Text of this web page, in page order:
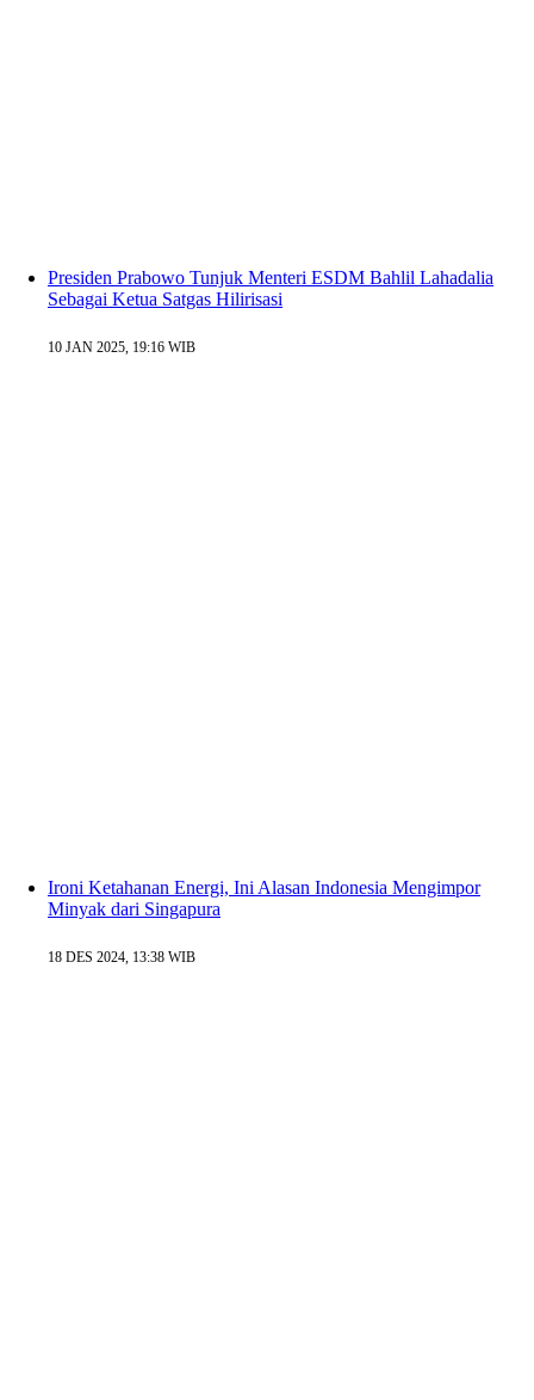
Presiden Prabowo Tunjuk Menteri ESDM Bahlil Lahadalia
Sebagai Ketua Satgas Hilirisasi
10 JAN 2025, 19:16 WIB
Ironi Ketahanan Energi, Ini Alasan Indonesia Mengimpor
Minyak dari Singapura
18 DES 2024, 13:38 WIB